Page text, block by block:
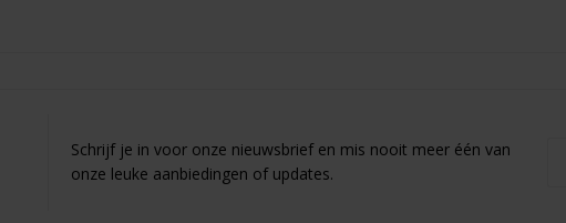
Schrijf je in voor onze nieuwsbrief en mis nooit meer één van
onze leuke aanbiedingen of updates.